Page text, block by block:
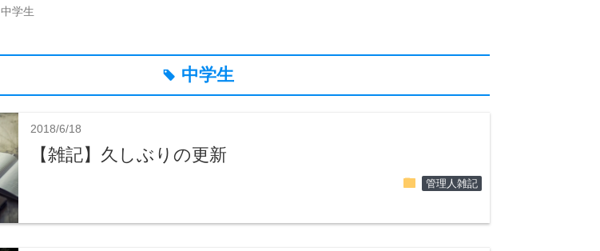
中学生
tag 中学生
2018/6/18
【雑記】久しぶりの更新
folder 管理人雑記